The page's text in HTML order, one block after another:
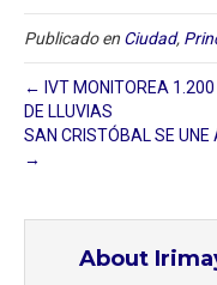
Publicado en Ciudad,
← IVT MONITOREA 1.200
DE LLUVIAS
SAN CRISTÓBAL SE
→
About